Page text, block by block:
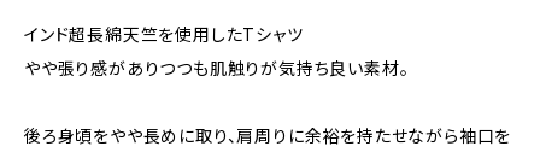
インド超長綿天竺を使用したTシャツ
やや張り感がありつつも肌触りが気持ち良い素材。
後ろ身頃をやや長めに取り、肩周りに余裕を持たせながら袖口を